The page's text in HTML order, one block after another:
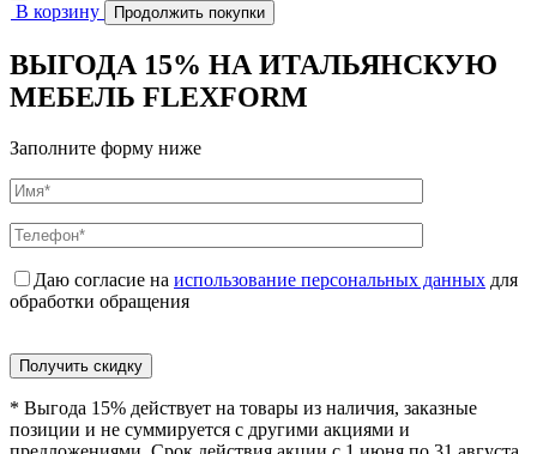
В корзину Продолжить покупки
ВЫГОДА 15% НА ИТАЛЬЯНСКУЮ
МЕБЕЛЬ FLEXFORM
Заполните форму ниже
Даю согласие на использование персональных данных для
обработки обращения
Получить скидку
* Выгода 15% действует на товары из наличия, заказные
позиции и не суммируется с другими акциями и